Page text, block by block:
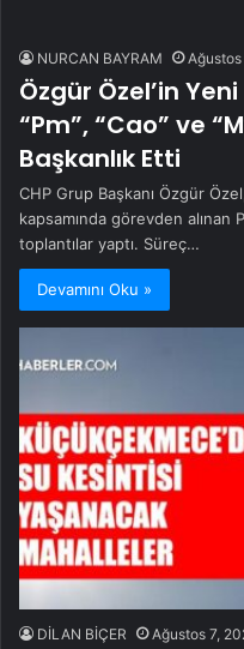
NURCAN BAYRAM
Özgür Özel’in
“Pm”, “Cao” ve
Başkanlık Etti
CHP Grup Başkanı Özgür
kapsamında görevden alınan
toplantılar yaptı. Süreç…
Devamını Oku »
DİLAN BİÇER Ağustos 7,